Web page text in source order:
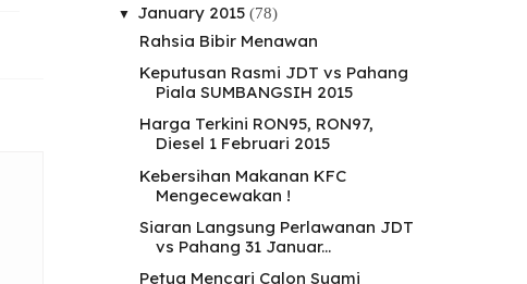
▼ January 2015 (78)
Rahsia Bibir Menawan
Keputusan Rasmi JDT vs Pahang
Piala SUMBANGSIH 2015
Harga Terkini RON95, RON97,
Diesel 1 Februari 2015
Kebersihan Makanan KFC
Mengecewakan !
Siaran Langsung Perlawanan JDT
vs Pahang 31 Januar...
Petua Mencari Calon Suami